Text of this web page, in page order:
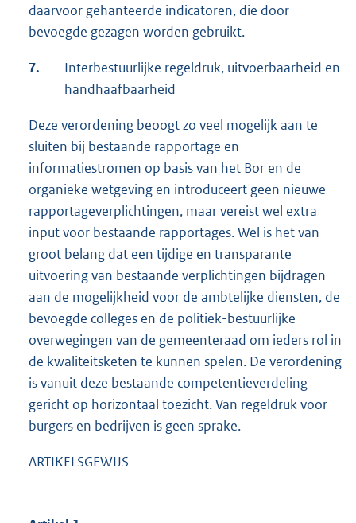
daarvoor gehanteerde indicatoren, die door
bevoegde gezagen worden gebruikt.
7.
Interbestuurlijke regeldruk, uitvoerbaarheid en
handhaafbaarheid
Deze verordening beoogt zo veel mogelijk aan te
sluiten bij bestaande rapportage en
informatiestromen op basis van het Bor en de
organieke wetgeving en introduceert geen nieuwe
rapportageverplichtingen, maar vereist wel extra
input voor bestaande rapportages. Wel is het van
groot belang dat een tijdige en transparante
uitvoering van bestaande verplichtingen bijdragen
aan de mogelijkheid voor de ambtelijke diensten, de
bevoegde colleges en de politiek-bestuurlijke
overwegingen van de gemeenteraad om ieders rol in
de kwaliteitsketen te kunnen spelen. De verordening
is vanuit deze bestaande competentieverdeling
gericht op horizontaal toezicht. Van regeldruk voor
burgers en bedrijven is geen sprake.
ARTIKELSGEWIJS